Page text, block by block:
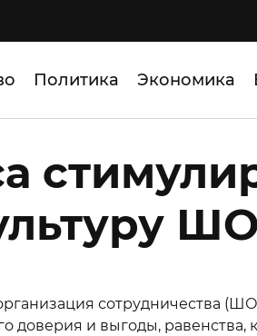
Политика Экономика
сотрудничества
доверия и выгоды, равенства,